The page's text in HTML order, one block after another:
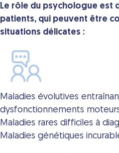
Le rôle du psychologue est
patients, qui peuvent être
situations délicates :
Maladies évolutives
dysfonctionnements
Maladies rares difficiles à
Maladies génétiques